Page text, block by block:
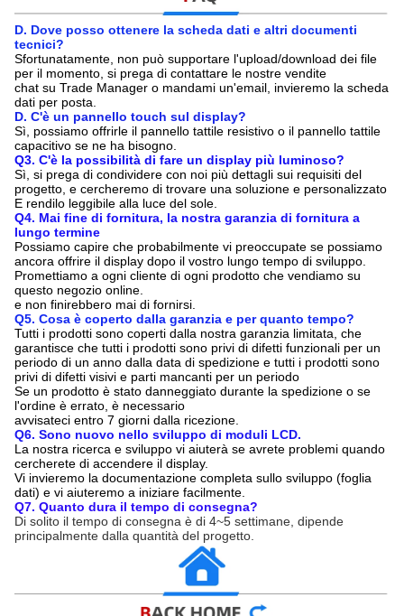
D. Dove posso ottenere la scheda dati e altri documenti
tecnici?
Sfortunatamente, non può supportare l'upload/download dei file
per il momento, si prega di contattare le nostre vendite
chat su Trade Manager o mandami un'email, invieremo la scheda
dati per posta.
D. C'è un pannello touch sul display?
Sì, possiamo offrirle il pannello tattile resistivo o il pannello tattile
capacitivo se ne ha bisogno.
Q3. C'è la possibilità di fare un display più luminoso?
Sì, si prega di condividere con noi più dettagli sui requisiti del
progetto, e cercheremo di trovare una soluzione e personalizzato
E rendilo leggibile alla luce del sole.
Q4. Mai fine di fornitura, la nostra garanzia di fornitura a
lungo termine
Possiamo capire che probabilmente vi preoccupate se possiamo
ancora offrire il display dopo il vostro lungo tempo di sviluppo.
Promettiamo a ogni cliente di ogni prodotto che vendiamo su
questo negozio online.
e non finirebbero mai di fornirsi.
Q5. Cosa è coperto dalla garanzia e per quanto tempo?
Tutti i prodotti sono coperti dalla nostra garanzia limitata, che
garantisce che tutti i prodotti sono privi di difetti funzionali per un
periodo di un anno dalla data di spedizione e tutti i prodotti sono
privi di difetti visivi e parti mancanti per un periodo
Se un prodotto è stato danneggiato durante la spedizione o se
l'ordine è errato, è necessario
avvisateci entro 7 giorni dalla ricezione.
Q6. Sono nuovo nello sviluppo di moduli LCD.
La nostra ricerca e sviluppo vi aiuterà se avrete problemi quando
cercherete di accendere il display.
Vi invieremo la documentazione completa sullo sviluppo (foglia
dati) e vi aiuteremo a iniziare facilmente.
Q7. Quanto dura il tempo di consegna?
Di solito il tempo di consegna è di 4~5 settimane, dipende
principalmente dalla quantità del progetto.